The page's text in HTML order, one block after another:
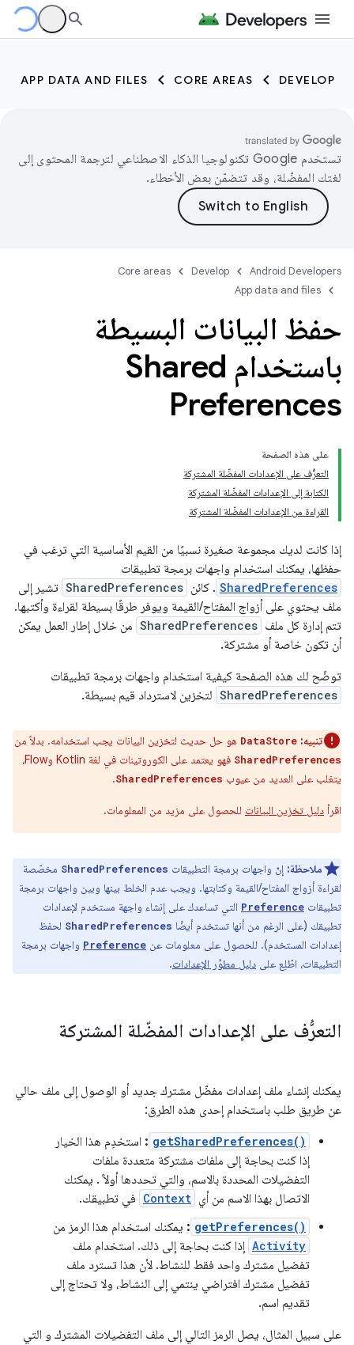
DEVELOP
CORE AREAS
APP DATA AND FILES
تستخدم Google تكنولوجيا الذكاء الاصطناعي لترجمة المحتوى إلى
لغتك المفضّلة، وقد تتضمّن بعض الأخطاء.
Android Developers
Develop
Core areas
App data and files
حفظ البيانات البسيطة
باستخدام Shared
Preferences
على هذه الصفحة
التعرُّف على الإعدادات المفضّلة المشتركة
الكتابة إلى الإعدادات المفضّلة المشتركة
القراءة من الإعدادات المفضّلة المشتركة
إذا كانت لديك مجموعة صغيرة نسبيًا من القيم الأساسية التي ترغب في
حفظها، يمكنك استخدام واجهات برمجة تطبيقات
SharedPreferences . كائن SharedPreferences تشير إلى
ملف يحتوي على أزواج المفتاح/القيمة ويوفر طرقًا بسيطة لقراءة وأكتبها.
تتم إدارة كل ملف SharedPreferences من خلال إطار العمل يمكن
أن تكون خاصة أو مشتركة.
توضّح لك هذه الصفحة كيفية استخدام واجهات برمجة تطبيقات
SharedPreferences لتخزين لاسترداد قيم بسيطة.
تنبيه: DataStore هو حل حديث لتخزين البيانات يجب استخدامه. بدلاً من
SharedPreferences
فهو يعتمد على الكوروتينات في لغة Kotlin وFlow،
يتغلب على العديد من عيوب SharedPreferences
.
اقرأ دليل تخزين البيانات للحصول على مزيد من المعلومات.
ملاحظة: إنّ واجهات برمجة التطبيقات SharedPreferences مخصّصة
لقراءة أزواج المفتاح/القيمة وكتابتها. ويجب عدم الخلط بينها وبين واجهات برمجة
تطبيقات Preference التي تساعدك على إنشاء واجهة مستخدم لإعدادات
تطبيقك (على الرغم من أنها تستخدم أيضًا SharedPreferences لحفظ
إعدادات المستخدم). للحصول على معلومات عن Preference واجهات برمجة
التطبيقات، اطّلِع على دليل مطوِّر الإعدادات.
التعرُّف على الإعدادات المفضّلة المشتركة
يمكنك إنشاء ملف إعدادات مفضّل مشترك جديد أو الوصول إلى ملف حالي
عن طريق طلب باستخدام إحدى هذه الطرق:
getSharedPreferences()
: استخدِم هذا الخيار
إذا كنت بحاجة إلى ملفات مشتركة متعددة ملفات
التفضيلات المحددة بالاسم، والتي تحددها أولاً . يمكنك
الاتصال بهذا الاسم من أي Context في تطبيقك.
getPreferences()
: يمكنك استخدام هذا الرمز من
Activity إذا كنت بحاجة إلى ذلك. استخدام ملف
تفضيل مشترك واحد فقط للنشاط. لأن هذا تسترد ملف
تفضيل مشترك افتراضي ينتمي إلى النشاط، ولا تحتاج إلى
تقديم اسم.
على سبيل المثال، يصل الرمز التالي إلى ملف التفضيلات المشترك و التي